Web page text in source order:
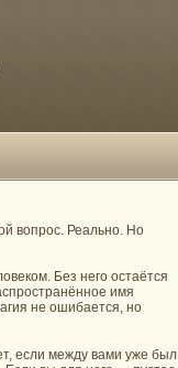
вопрос. Реально. Но
Без него остаётся
имя
не ошибается, но
если между вами уже был